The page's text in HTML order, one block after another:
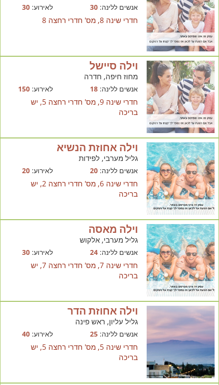
אנשים ללינה:30 לאירוע:30
חדרי שינה 8, מס' חדרי רחצה 8
וילה סיישל
מחוז חיפה, חדרה
אנשים ללינה:18 לאירוע:150
חדרי שינה 9, מס' חדרי רחצה 5, יש
בריכה
וילה אחוזת הנשיא
גליל מערבי, לפידות
אנשים ללינה:20 לאירוע:20
חדרי שינה 6, מס' חדרי רחצה 2, יש
בריכה
וילה מאסה
גליל מערבי, אלקוש
אנשים ללינה:24 לאירוע:30
חדרי שינה 7, מס' חדרי רחצה 7, יש
בריכה
וילה אחוזת הדר
גליל עליון, ראש פינה
אנשים ללינה:25 לאירוע:40
חדרי שינה 5, מס' חדרי רחצה 5, יש
בריכה